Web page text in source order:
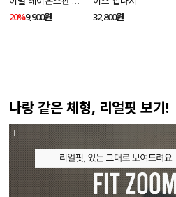
나시
20%9,900원
32,800원
나랑 같은 체형, 리얼핏 보기!